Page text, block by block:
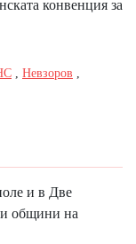
конвенция за
Невзоров
и в Две
общини на